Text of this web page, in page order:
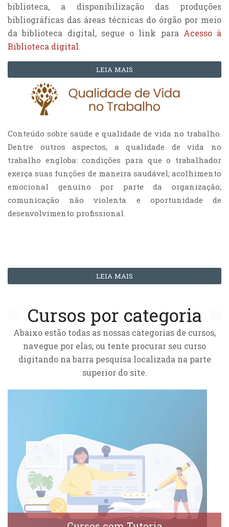
biblioteca, a disponibilização das produções
bibliográficas das áreas técnicas do órgão por meio
da biblioteca digital, segue o link para Acesso à
Biblioteca digital.
LEIA MAIS
Conteúdo sobre saúde e qualidade de vida no trabalho.
Dentre outros aspectos, a qualidade de vida no
trabalho engloba: condições para que o trabalhador
exerça suas funções de maneira saudável; acolhimento
emocional genuíno por parte da organização;
comunicação não violenta e oportunidade de
desenvolvimento profissional.
LEIA MAIS
Cursos por categoria
Abaixo estão todas as nossas categorias de cursos,
navegue por elas, ou tente procurar seu curso
digitando na barra pesquisa localizada na parte
superior do site.